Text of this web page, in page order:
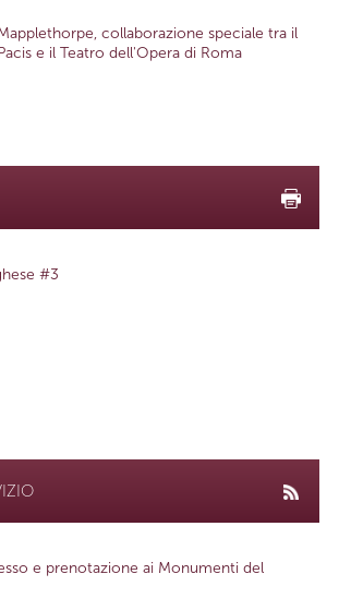
collaborazione speciale tra il
e il Teatro dell'Opera di Roma
#3
e prenotazione ai Monumenti del